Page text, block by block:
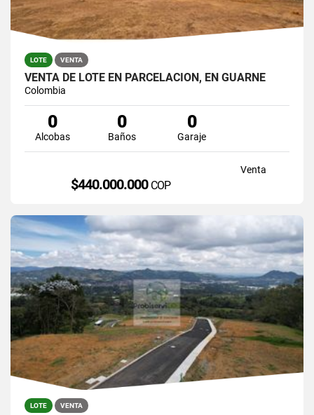
LOTE VENTA
VENTA DE LOTE EN PARCELACION, EN GUARNE
Colombia
0
Alcobas
0
Baños
0
Garaje
Venta
$440.000.000 COP
LOTE VENTA